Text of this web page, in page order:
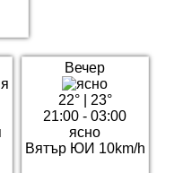
Вечер
22°| 23°
21:00 - 03:00
ясно
Вятър ЮИ 10km/h